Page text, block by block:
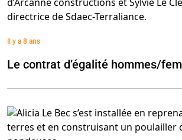
Il y a 8 ans
Le contrat d’égalité hommes/